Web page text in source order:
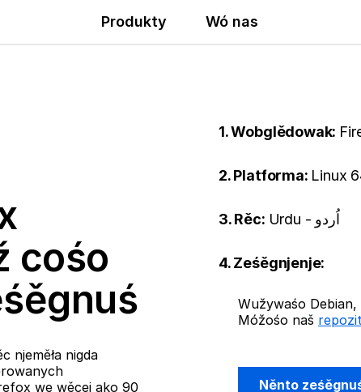
Produkty Wó nas
cośo
njeměła nigda
we wěcej ako 90
1. Wobglědowak:
2. Platforma: Linux
3. Rěc: Urdu - اُردو
4. Ześěgnjenje:
Wužywaśo
Móžośo naš
Něnto